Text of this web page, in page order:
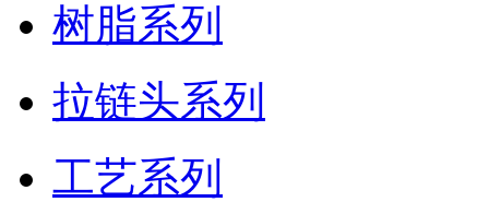
树脂系列
拉链头系列
工艺系列